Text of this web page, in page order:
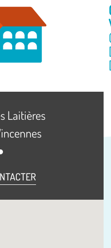
Laitières